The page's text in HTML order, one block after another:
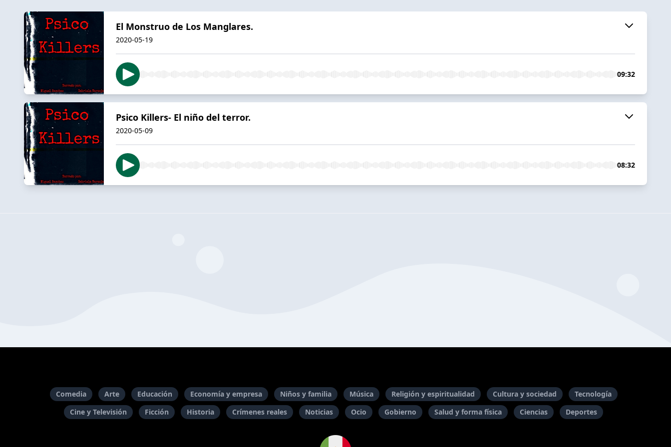
El Monstruo de Los Manglares.
2020-05-19
09:32
Psico Killers- El niño del terror.
2020-05-09
08:32
Comedia Arte Educación Economía y empresa Niños y familia Música Religión y espiritualidad Cultura y sociedad
Tecnología
Cine y Televisión
Ficción Historia Crímenes reales Noticias Ocio Gobierno Salud y forma física Ciencias Deportes